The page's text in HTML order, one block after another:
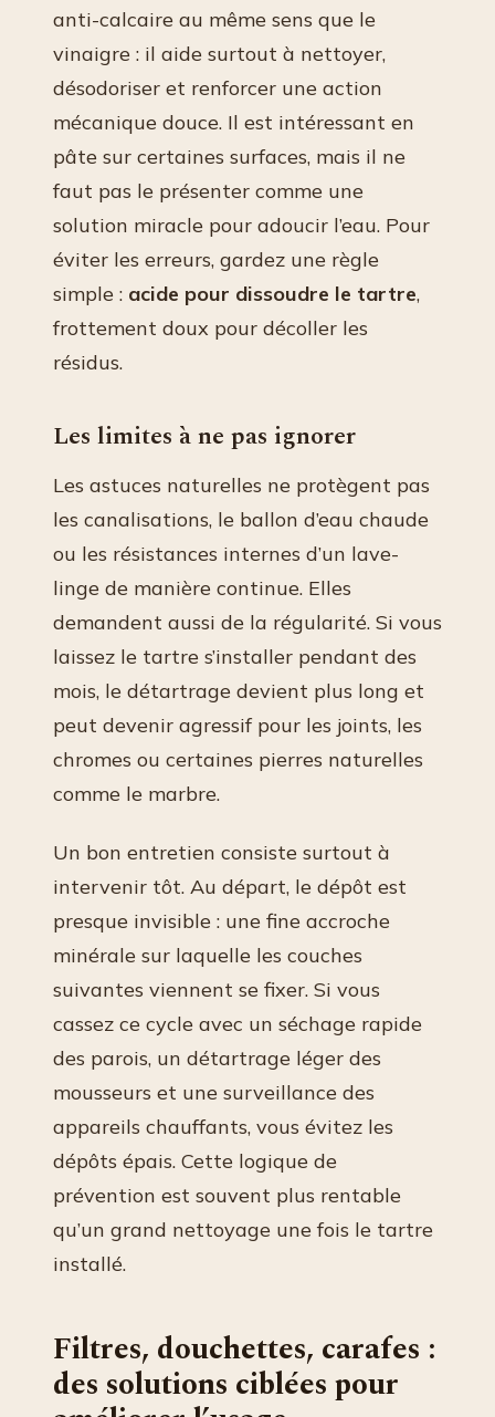
anti-calcaire au même sens que le
vinaigre : il aide surtout à nettoyer,
désodoriser et renforcer une action
mécanique douce. Il est intéressant en
pâte sur certaines surfaces, mais il ne
faut pas le présenter comme une
solution miracle pour adoucir l’eau. Pour
éviter les erreurs, gardez une règle
simple : acide pour dissoudre le tartre,
frottement doux pour décoller les
résidus.
Les limites à ne pas ignorer
Les astuces naturelles ne protègent pas
les canalisations, le ballon d’eau chaude
ou les résistances internes d’un lave-
linge de manière continue. Elles
demandent aussi de la régularité. Si vous
laissez le tartre s’installer pendant des
mois, le détartrage devient plus long et
peut devenir agressif pour les joints, les
chromes ou certaines pierres naturelles
comme le marbre.
Un bon entretien consiste surtout à
intervenir tôt. Au départ, le dépôt est
presque invisible : une fine accroche
minérale sur laquelle les couches
suivantes viennent se fixer. Si vous
cassez ce cycle avec un séchage rapide
des parois, un détartrage léger des
mousseurs et une surveillance des
appareils chauffants, vous évitez les
dépôts épais. Cette logique de
prévention est souvent plus rentable
qu’un grand nettoyage une fois le tartre
installé.
Filtres, douchettes, carafes :
des solutions ciblées pour